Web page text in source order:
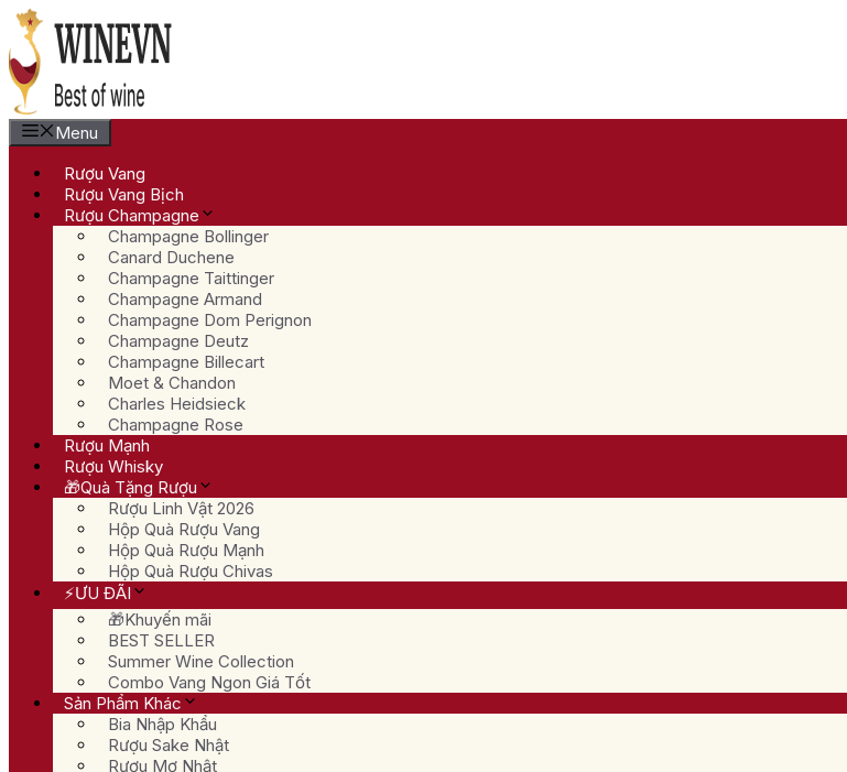
Chuyển
đến
nội
dung
Menu
Rượu Vang
Rượu Vang Bịch
Rượu Champagne
Champagne Bollinger
Canard Duchene
Champagne Taittinger
Champagne Armand
Champagne Dom Perignon
Champagne Deutz
Champagne Billecart
Moet & Chandon
Charles Heidsieck
Champagne Rose
Rượu Mạnh
Rượu Whisky
🎁Quà Tặng Rượu
Rượu Linh Vật 2026
Hộp Quà Rượu Vang
Hộp Quà Rượu Mạnh
Hộp Quà Rượu Chivas
⚡ƯU ĐÃI
🎁Khuyến mãi
BEST SELLER
Summer Wine Collection
Combo Vang Ngon Giá Tốt
Sản Phẩm Khác
Bia Nhập Khẩu
Rượu Sake Nhật
Rượu Mơ Nhật